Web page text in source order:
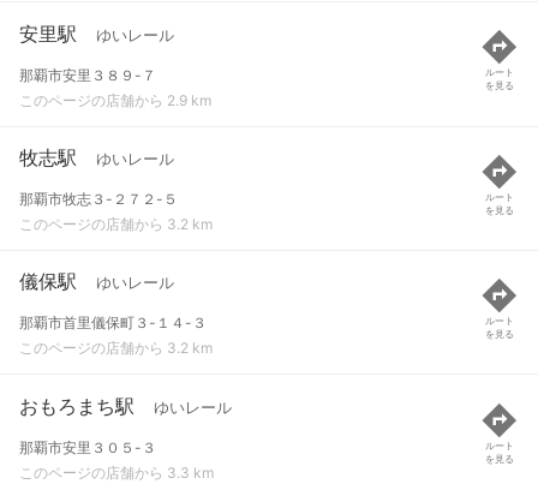
安里駅 ゆいレール
那覇市安里３８９-７
このページの店舗から 2.9 km
ルート
を見る
牧志駅 ゆいレール
那覇市牧志３-２７２-５
このページの店舗から 3.2 km
ルート
を見る
儀保駅 ゆいレール
那覇市首里儀保町３-１４-３
このページの店舗から 3.2 km
ルート
を見る
おもろまち駅 ゆいレール
那覇市安里３０５-３
このページの店舗から 3.3 km
ルート
を見る